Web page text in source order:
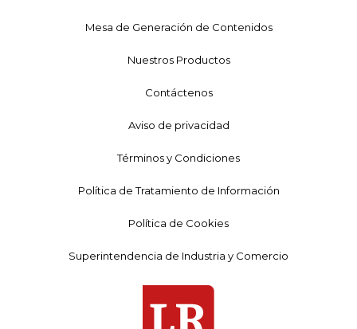
Mesa de Generación de Contenidos
Nuestros Productos
Contáctenos
Aviso de privacidad
Términos y Condiciones
Política de Tratamiento de Información
Política de Cookies
Superintendencia de Industria y Comercio